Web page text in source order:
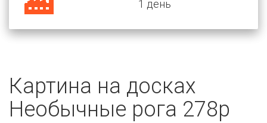
1 день
Картина на досках
Необычные рога 278p